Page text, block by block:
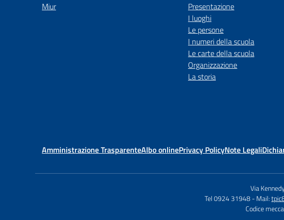
Miur
Presentazione
I luoghi
Le persone
I numeri della scuola
Le carte della scuola
Organizzazione
La storia
Amministrazione TrasparenteAlbo onlinePrivacy PolicyNote Legali
Via
Tel 0924 31948- Mail:
Codice